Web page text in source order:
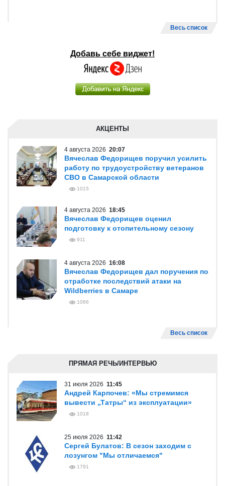
Весь список
Добавь себе виджет!
АКЦЕНТЫ
4 августа 2026 20:07
Вячеслав Федорищев поручил усилить
работу по трудоустройству ветеранов
СВО в Самарской области
1015
4 августа 2026 18:45
Вячеслав Федорищев оценил
подготовку к отопительному сезону
911
4 августа 2026 16:08
Вячеслав Федорищев дал поручения по
отработке последствий атаки на
Wildberries в Самаре
1066
Весь список
ПРЯМАЯ РЕЧЬ/ИНТЕРВЬЮ
31 июля 2026 11:45
Андрей Карпочев: «Мы стремимся
вывести „Татры“ из эксплуатации»
1018
25 июля 2026 11:42
Сергей Булатов: В сезон заходим с
лозунгом "Мы отличаемся"
1791